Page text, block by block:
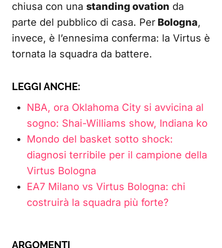
chiusa con una standing ovation da
parte del pubblico di casa. Per Bologna,
invece, è l’ennesima conferma: la Virtus è
tornata la squadra da battere.
LEGGI ANCHE:
NBA, ora Oklahoma City si avvicina al
sogno: Shai-Williams show, Indiana ko
Mondo del basket sotto shock:
diagnosi terribile per il campione della
Virtus Bologna
EA7 Milano vs Virtus Bologna: chi
costruirà la squadra più forte?
ARGOMENTI